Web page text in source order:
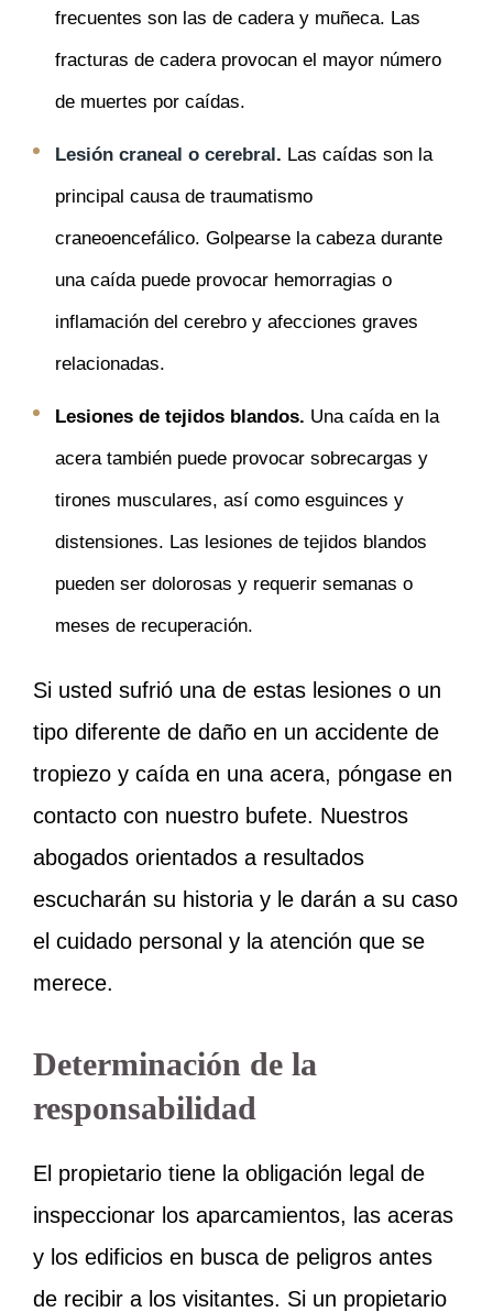
frecuentes son las de cadera y muñeca. Las
fracturas de cadera provocan el mayor número
de muertes por caídas.
Lesión craneal o cerebral. Las caídas son la
principal causa de traumatismo
craneoencefálico. Golpearse la cabeza durante
una caída puede provocar hemorragias o
inflamación del cerebro y afecciones graves
relacionadas.
Lesiones de tejidos blandos. Una caída en la
acera también puede provocar sobrecargas y
tirones musculares, así como esguinces y
distensiones. Las lesiones de tejidos blandos
pueden ser dolorosas y requerir semanas o
meses de recuperación.
Si usted sufrió una de estas lesiones o un
tipo diferente de daño en un accidente de
tropiezo y caída en una acera, póngase en
contacto con nuestro bufete. Nuestros
abogados orientados a resultados
escucharán su historia y le darán a su caso
el cuidado personal y la atención que se
merece.
Determinación de la
responsabilidad
El propietario tiene la obligación legal de
inspeccionar los aparcamientos, las aceras
y los edificios en busca de peligros antes
de recibir a los visitantes. Si un propietario